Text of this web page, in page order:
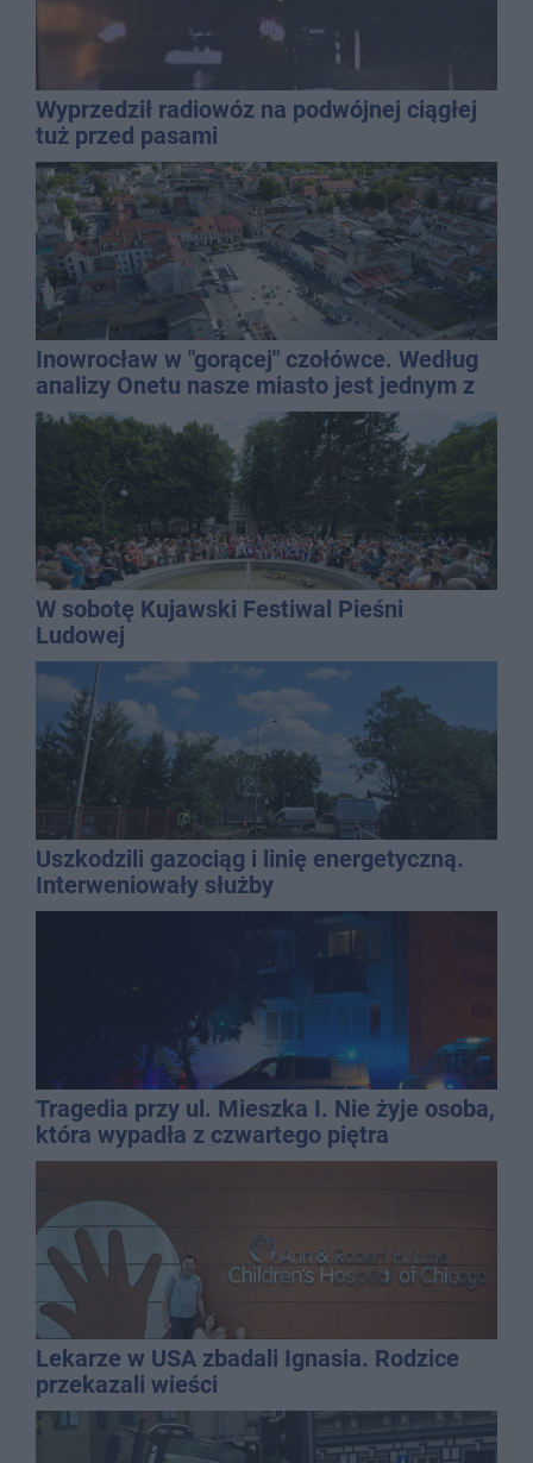
Wyprzedził radiowóz na podwójnej ciągłej
tuż przed pasami
Inowrocław w "gorącej" czołówce. Według
analizy Onetu nasze miasto jest jednym z
najbardziej narażonych na upały
W sobotę Kujawski Festiwal Pieśni
Ludowej
Uszkodzili gazociąg i linię energetyczną.
Interweniowały służby
Tragedia przy ul. Mieszka I. Nie żyje osoba,
która wypadła z czwartego piętra
Lekarze w USA zbadali Ignasia. Rodzice
przekazali wieści